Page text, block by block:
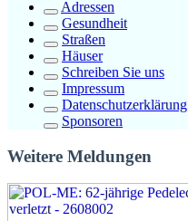
Adressen
Gesundheit
Straßen
Häuser
Schreiben Sie uns
Impressum
Datenschutzerklärung
Sponsoren
Weitere Meldungen